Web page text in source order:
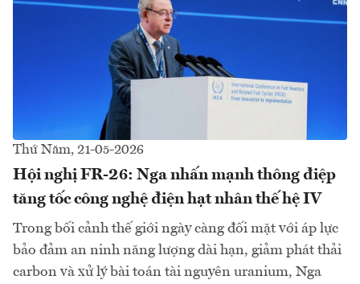
Thứ Năm, 21-05-2026
Hội nghị FR-26: Nga nhấn mạnh thông điệp
tăng tốc công nghệ điện hạt nhân thế hệ IV
Trong bối cảnh thế giới ngày càng đối mặt với áp lực
bảo đảm an ninh năng lượng dài hạn, giảm phát thải
carbon và xử lý bài toán tài nguyên uranium, Nga